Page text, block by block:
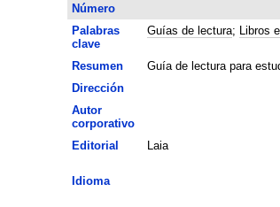
Número
Palabras
clave
Guías de lectura; Libros
Resumen
Guía de lectura para
Dirección
Autor
corporativo
Editorial Laia
Idioma